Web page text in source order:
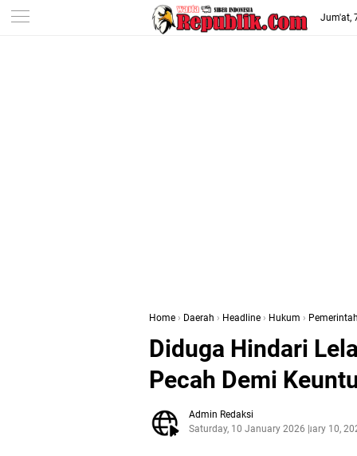
-->
Jum'at,
Home › Daerah › Headline › Hukum ›
Diduga Hindari
Pecah Demi
Admin Redaksi
Saturday, 10 January 2026January 10,